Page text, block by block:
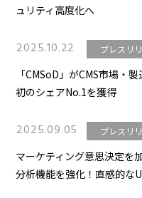
ュリティ高度化へ
2025.10.22 プレスリ
「CMSoD」がCMS市場・
初のシェアNo.1を獲得
2025.09.05 プレスリ
マーケティング意思決定を
分析機能を強化！直感的な